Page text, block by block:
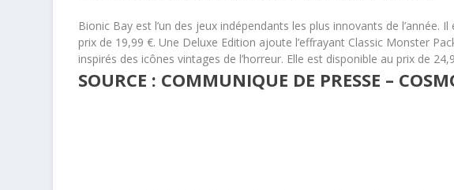
Bionic Bay est l’un des jeux indépendants les plus innovants de l’année.
prix de 19,99 €. Une Deluxe Edition ajoute l’effrayant Classic Monster
inspirés des icônes vintages de l’horreur. Elle est disponible au prix de
SOURCE : COMMUNIQUE DE PRESSE –